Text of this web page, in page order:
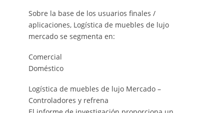
Sobre la base de los usuarios finales /
aplicaciones, Logística de muebles de lujo
mercado se segmenta en:
Comercial
Doméstico
Logística de muebles de lujo Mercado –
Controladores y refrena